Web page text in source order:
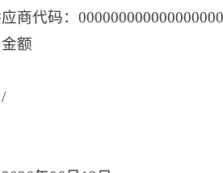
商代码：000000000000000000
额